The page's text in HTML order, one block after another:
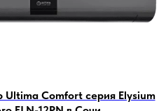
Ultima Comfort серия Elysium